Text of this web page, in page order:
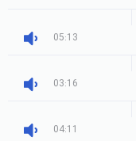
05:13
03:16
04:11